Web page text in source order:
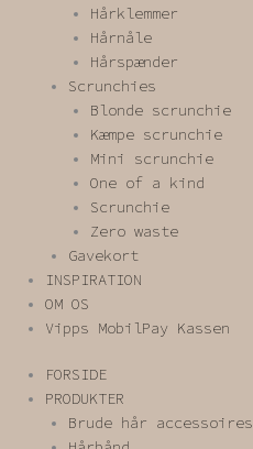
Hårklemmer
Hårnåle
Hårspænder
Scrunchies
Blonde scrunchie
Kæmpe scrunchie
Mini scrunchie
One of a kind
Scrunchie
Zero waste
Gavekort
INSPIRATION
OM OS
Vipps MobilPay Kassen
FORSIDE
PRODUKTER
Brude hår accessoires